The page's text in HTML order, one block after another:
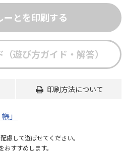
ーとを印刷する
遊び方ガイド・解答）
印刷方法について
」
慮して遊ばせてください。
すすめします。